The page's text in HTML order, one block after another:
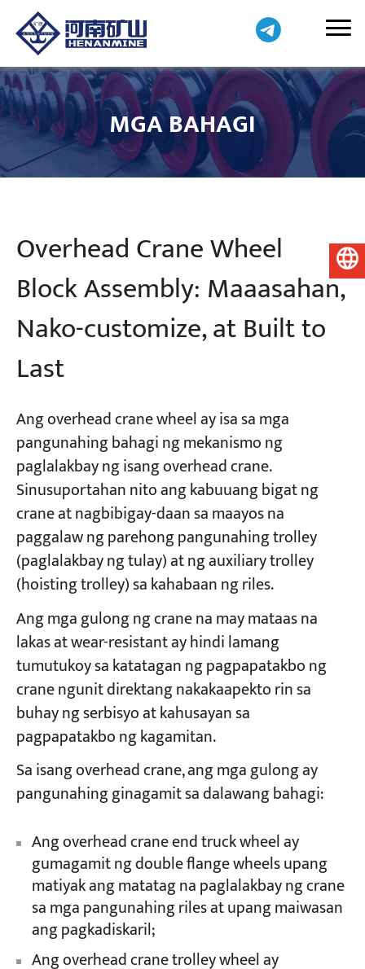
Mga Proyekto
Mga Blog
Balita
Tungkol sa atin
Makipag-ugnayan sa amin
MGA BAHAGI
Overhead Crane Wheel
Block Assembly: Maaasahan,
Nako-customize, at Built to
Last
Ang overhead crane wheel ay isa sa mga
pangunahing bahagi ng mekanismo ng
paglalakbay ng isang overhead crane.
Sinusuportahan nito ang kabuuang bigat ng
crane at nagbibigay-daan sa maayos na
paggalaw ng parehong pangunahing trolley
(paglalakbay ng tulay) at ng auxiliary trolley
(hoisting trolley) sa kahabaan ng riles.
Ang mga gulong ng crane na may mataas na
lakas at wear-resistant ay hindi lamang
tumutukoy sa katatagan ng pagpapatakbo ng
crane ngunit direktang nakakaapekto rin sa
buhay ng serbisyo at kahusayan sa
pagpapatakbo ng kagamitan.
Sa isang overhead crane, ang mga gulong ay
pangunahing ginagamit sa dalawang bahagi:
Ang overhead crane end truck wheel ay
gumagamit ng double flange wheels upang
matiyak ang matatag na paglalakbay ng crane
sa mga pangunahing riles at upang maiwasan
ang pagkadiskaril;
Ang overhead crane trolley wheel ay
Pilipino